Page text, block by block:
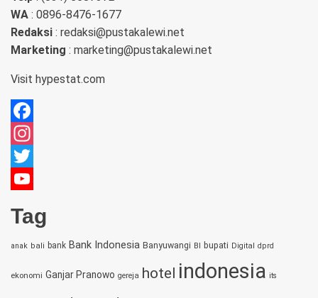
WA : 0896-8476-1677
Redaksi : redaksi@pustakalewi.net
Marketing : marketing@pustakalewi.net
Visit hypestat.com
Facebook
Instagram
Twitter
Channel
Tag
anak bali bank Bank Indonesia Banyuwangi BI bupati Digital dprd
ekonomi Ganjar Pranowo gereja hotel indonesia its